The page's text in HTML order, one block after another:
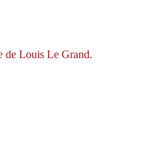
de Louis Le Grand.